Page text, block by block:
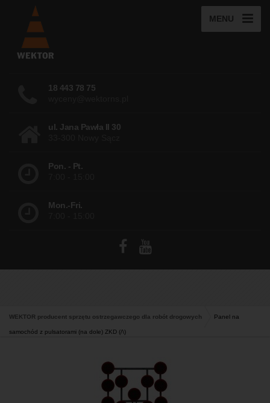
MENU
18 443 78 75
ul. Jana Pawła II 30
Pon. - Pt.
Mon.-Fri.
WEKTOR producent sprzętu ostrzegawczego dla robót drogowych Panel na
samochód z pulsatorami (na dole) ZKD (/\)